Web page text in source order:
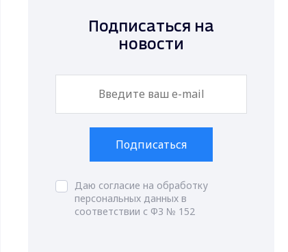
Подписаться на
новости
Подписаться
Даю согласие на обработку
персональных данных в
соответствии с ФЗ № 152